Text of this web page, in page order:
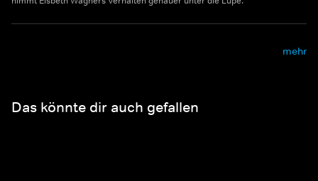
mehr
Das könnte dir auch gefallen